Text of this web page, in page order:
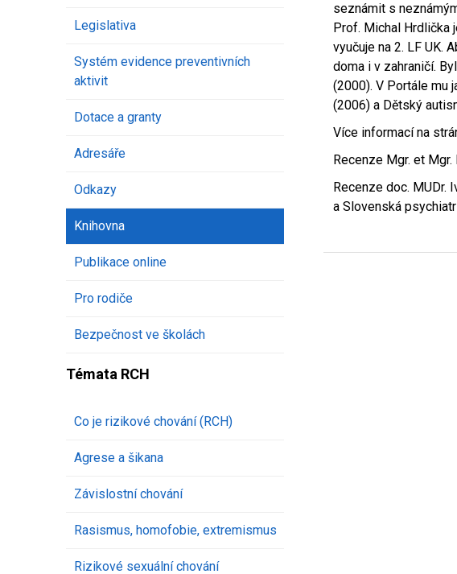
Legislativa
Systém evidence preventivních
aktivit
Dotace a granty
Adresáře
Odkazy
Knihovna
Publikace online
Pro rodiče
Bezpečnost ve školách
Témata RCH
Co je rizikové chování (RCH)
Agrese a šikana
Závislostní chování
Rasismus, homofobie, extremismus
Rizikové sexuální chování
seznámit s
Prof. Michal Hrdlička
vyučuje na 2. LF UK.
doma i v zahraničí.
(2000). V Portále mu
(2006) a Dětský
Více informací na
Recenze Mgr. et
Recenze doc. MUDr.
a Slovenská